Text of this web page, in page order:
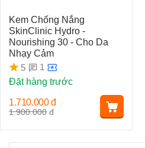
Kem Chống Nắng
SkinClinic Hydro -
Nourishing 30 - Cho Da
Nhạy Cảm
5
1
Đặt hàng trước
1.900.000 đ
1.710.000 đ